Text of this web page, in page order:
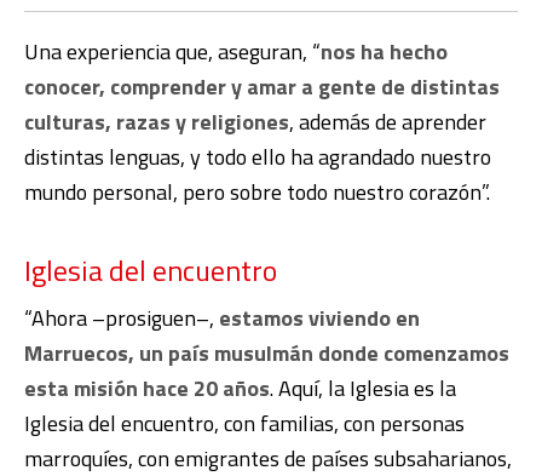
Una experiencia que, aseguran, “nos ha hecho
conocer, comprender y amar a gente de distintas
culturas, razas y religiones, además de aprender
distintas lenguas, y todo ello ha agrandado nuestro
mundo personal, pero sobre todo nuestro corazón”.
Iglesia del encuentro
“Ahora –prosiguen–, estamos viviendo en
Marruecos, un país musulmán donde comenzamos
esta misión hace 20 años. Aquí, la Iglesia es la
Iglesia del encuentro, con familias, con personas
marroquíes, con emigrantes de países subsaharianos,